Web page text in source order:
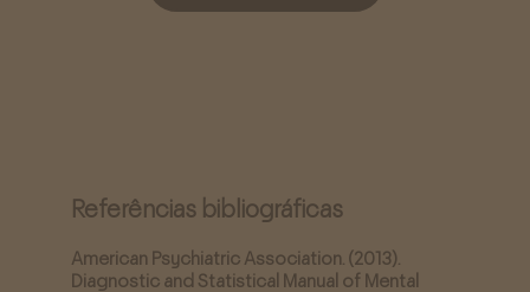
Referências bibliográficas
American Psychiatric Association. (2013).
Diagnostic and Statistical Manual of Mental